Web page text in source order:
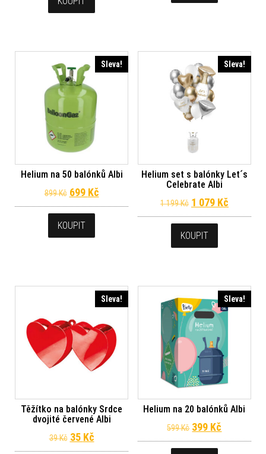
Sleva!
Helium na 50 balónků Albi
899Kč Původní cena byla: 899 Kč.
699 KčAktuální cena je: 699 Kč.
KOUPIT
Sleva!
Helium set s balónky Let´s
Celebrate Albi
1 199Kč Původní cena
1 079 KčAktuální
KOUPIT
Sleva!
Těžítko na balónky Srdce
dvojité červené Albi
39Kč Původní cena byla: 39 Kč.
35 KčAktuální cena je: 35 Kč.
Sleva!
Helium na 20 balónků Albi
599Kč Původní cena
399 Kč